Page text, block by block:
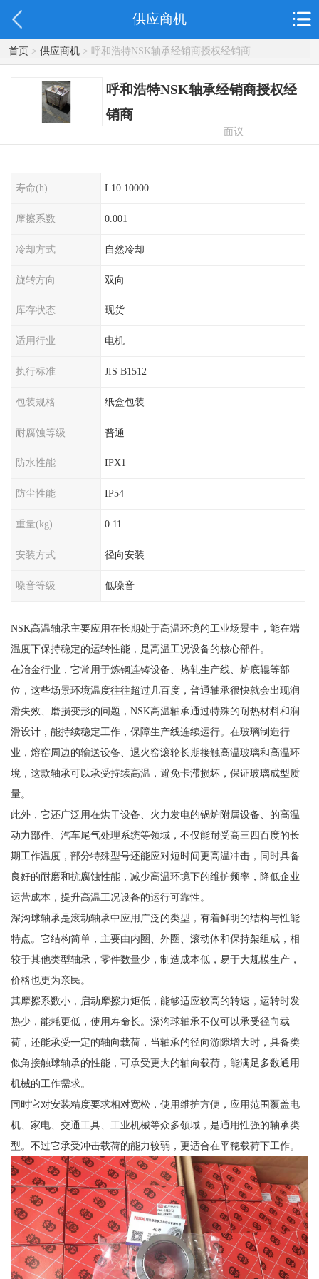
供应商机
首页> 供应商机> 呼和浩特NSK轴承经销商授权经销商
呼和浩特NSK轴承经销商授权经
销商
面议
寿命(h) L10 10000
摩擦系数 0.001
冷却方式 自然冷却
旋转方向 双向
库存状态 现货
适用行业 电机
执行标准 JIS B1512
包装规格 纸盒包装
耐腐蚀等级 普通
防水性能 IPX1
防尘性能 IP54
重量(kg) 0.11
安装方式 径向安装
噪音等级 低噪音
NSK高温轴承主要应用在长期处于高温环境的工业场景中，能在端
温度下保持稳定的运转性能，是高温工况设备的核心部件。
在冶金行业，它常用于炼钢连铸设备、热轧生产线、炉底辊等部
位，这些场景环境温度往往超过几百度，普通轴承很快就会出现润
滑失效、磨损变形的问题，NSK高温轴承通过特殊的耐热材料和润
滑设计，能持续稳定工作，保障生产线连续运行。在玻璃制造行
业，熔窑周边的输送设备、退火窑滚轮长期接触高温玻璃和高温环
境，这款轴承可以承受持续高温，避免卡滞损坏，保证玻璃成型质
量。
此外，它还广泛用在烘干设备、火力发电的锅炉附属设备、的高温
动力部件、汽车尾气处理系统等领域，不仅能耐受高三四百度的长
期工作温度，部分特殊型号还能应对短时间更高温冲击，同时具备
良好的耐磨和抗腐蚀性能，减少高温环境下的维护频率，降低企业
运营成本，提升高温工况设备的运行可靠性。
深沟球轴承是滚动轴承中应用广泛的类型，有着鲜明的结构与性能
特点。它结构简单，主要由内圈、外圈、滚动体和保持架组成，相
较于其他类型轴承，零件数量少，制造成本低，易于大规模生产，
价格也更为亲民。
其摩擦系数小，启动摩擦力矩低，能够适应较高的转速，运转时发
热少，能耗更低，使用寿命长。深沟球轴承不仅可以承受径向载
荷，还能承受一定的轴向载荷，当轴承的径向游隙增大时，具备类
似角接触球轴承的性能，可承受更大的轴向载荷，能满足多数通用
机械的工作需求。
同时它对安装精度要求相对宽松，使用维护方便，应用范围覆盖电
机、家电、交通工具、工业机械等众多领域，是通用性强的轴承类
型。不过它承受冲击载荷的能力较弱，更适合在平稳载荷下工作。